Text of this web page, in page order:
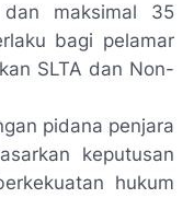
maksimal 35
bagi pelamar
SLTA dan Non-
pidana penjara
keputusan
hukum